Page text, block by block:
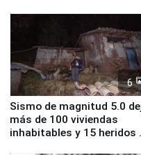
6
Sismo de magnitud 5.0
más de 100 viviendas
inhabitables y 15 heridos